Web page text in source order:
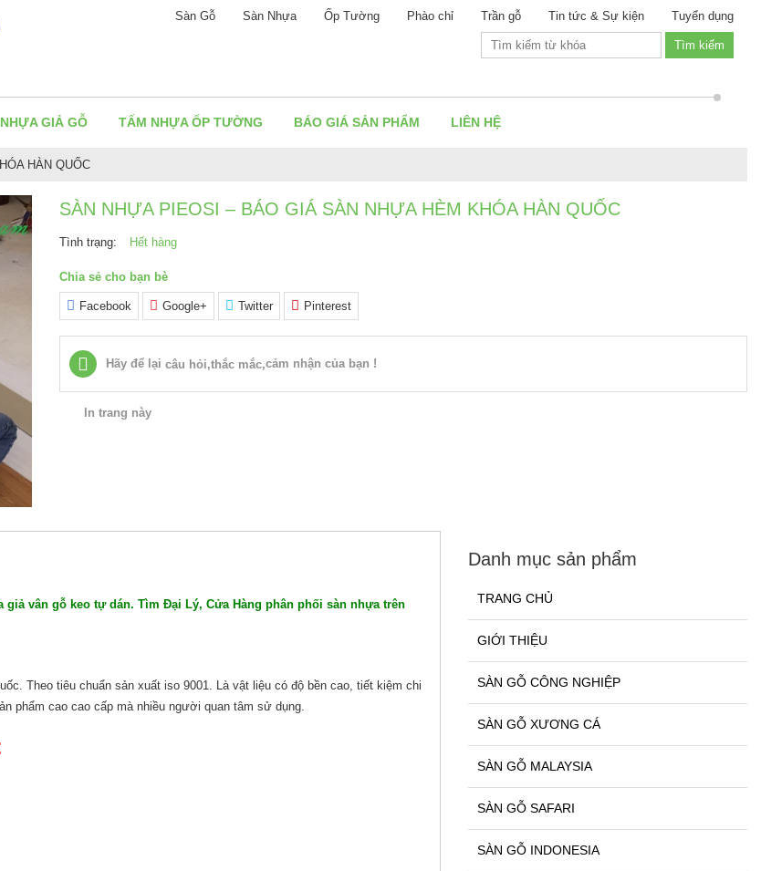
Sàn Gỗ Sàn Nhựa Ốp Tường Phào chỉ Trần gỗ Tin tức & Sự kiện Tuyển dụng
GIẢ GỖ TẤM NHỰA ỐP TƯỜNG BÁO GIÁ SẢN PHẨM LIÊN HỆ
HÀN QUỐC
SÀN NHỰA PIEOSI – BÁO GIÁ SÀN NHỰA HÈM KHÓA HÀN QUỐC
Tình trạng: Hết hàng
Chia sẻ cho bạn bè
Facebook Google+ Twitter Pinterest
Hãy để lại câu hỏi,thắc mắc,cảm nhận của bạn !
In trang này
giả vân gỗ keo tự dán. Tìm Đại Lý, Cửa Hàng phân phối sàn nhựa trên
Theo tiêu chuẩn sản xuất iso 9001. Là vật liệu có độ bền cao, tiết kiệm chi
phẩm cao cao cấp mà nhiều người quan tâm sử dụng.
Danh mục sản phẩm
TRANG CHỦ
GIỚI THIỆU
SÀN GỖ CÔNG NGHIỆP
SÀN GỖ XƯƠNG CÁ
SÀN GỖ MALAYSIA
SÀN GỖ SAFARI
SÀN GỖ INDONESIA